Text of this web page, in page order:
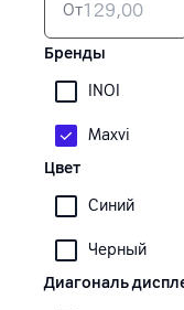
От
Бренды
INOI
Maxvi
Цвет
Синий
Черный
Диагональ